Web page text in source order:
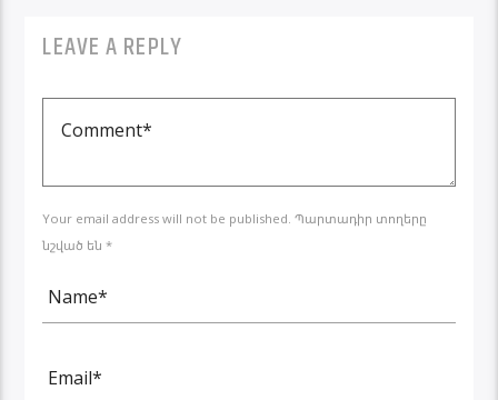
LEAVE A REPLY
Your email address will not be published. Պարտադիր տողերը
նշված են *